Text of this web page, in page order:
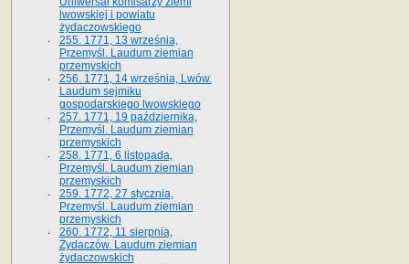
lwowskiej i powiatu
żydaczowskiego
255. 1771, 13 września,
Przemyśl. Laudum ziemian
przemyskich
256. 1771, 14 września, Lwów.
Laudum sejmiku
gospodarskiego lwowskiego
257. 1771, 19 października,
Przemyśl. Laudum ziemian
przemyskich
258. 1771, 6 listopada,
Przemyśl. Laudum ziemian
przemyskich
259. 1772, 27 stycznia,
Przemyśl. Laudum ziemian
przemyskich
260. 1772, 11 sierpnia,
Żydaczów. Laudum ziemian
żydaczowskich